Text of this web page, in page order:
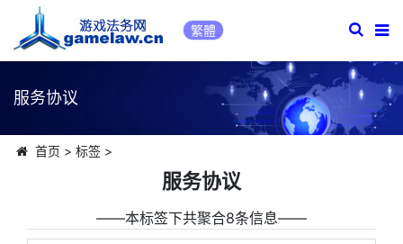
繁體
服务协议
首页 > 标签>
服务协议
――本标签下共聚合8条信息――